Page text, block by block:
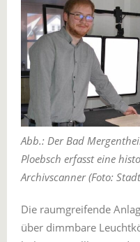
Abb.: Der Bad
Ploebsch erfasst eine
Archivscanner (Foto:
Die raumgreifende
über dimmbare